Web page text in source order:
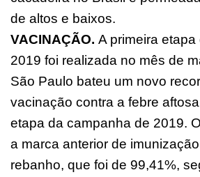
de altos e baixos.
VACINAÇÃO. A primeira
2019 foi realizada no mês de
São Paulo bateu um novo
vacinação contra a febre
etapa da campanha de 2019.
a marca anterior de
rebanho, que foi de 99,41%,